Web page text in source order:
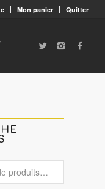
Mon panier Quitter